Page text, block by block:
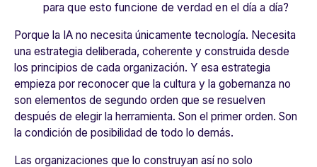
para que esto funcione de verdad en el día a día?
Porque la IA no necesita únicamente tecnología. Necesita
una estrategia deliberada, coherente y construida desde
los principios de cada organización. Y esa estrategia
empieza por reconocer que la cultura y la gobernanza no
son elementos de segundo orden que se resuelven
después de elegir la herramienta. Son el primer orden. Son
la condición de posibilidad de todo lo demás.
Las organizaciones que lo construyan así no solo